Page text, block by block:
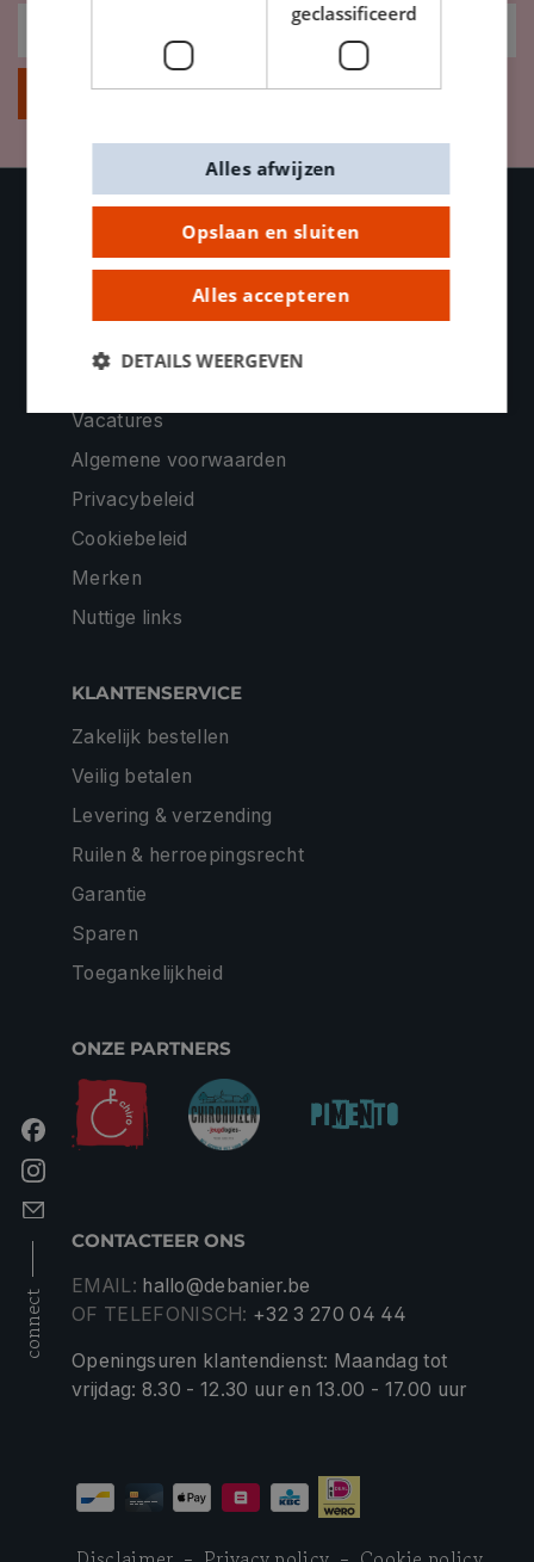
Inschrijven
connect
OVER DE BANIER
Contacteer ons
Vacatures
Algemene voorwaarden
Privacybeleid
Cookiebeleid
Merken
Nuttige links
KLANTENSERVICE
Zakelijk bestellen
Veilig betalen
Levering & verzending
Ruilen & herroepingsrecht
Garantie
Sparen
Toegankelijkheid
ONZE PARTNERS
CONTACTEER ONS
EMAIL: hallo@debanier.be
OF TELEFONISCH: +32 3 270 04 44
Openingsuren klantendienst: Maandag tot
vrijdag: 8.30 - 12.30 uur en 13.00 - 17.00 uur
geclassificeerd
Opslaan en sluiten
Alles accepteren
Alles afwijzen
DETAILS WEERGEVEN